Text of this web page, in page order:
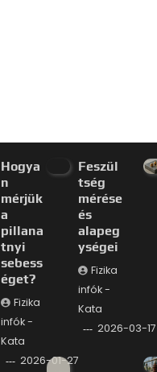
Hogya
n
mérjük
a
pillana
tnyi
sebess
éget?
Fizika
infók -
Kata
2026-01-27
Feszül
tség
mérése
és
alapeg
ységei
Fizika
infók -
Kata
2026-03-17